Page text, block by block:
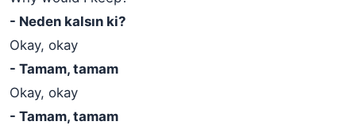
- Neden kalsın ki?
Okay, okay
- Tamam, tamam
Okay, okay
- Tamam, tamam